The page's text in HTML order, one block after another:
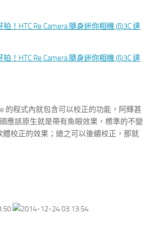
的程式內就包含可以校正的功能，阿輝甚
應該原生就是帶有魚眼效果，標準的不變
體校正的效果；總之可以後續校正，那就